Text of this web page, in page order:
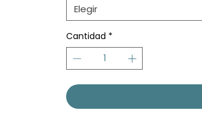
Elegir
Cantidad *